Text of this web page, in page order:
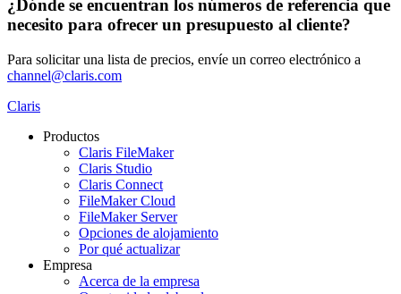
¿Dónde se encuentran los números de referencia que
necesito para ofrecer un presupuesto al cliente?
Para solicitar una lista de precios, envíe un correo electrónico a
channel@claris.com
Claris
Productos
Claris FileMaker
Claris Studio
Claris Connect
FileMaker Cloud
FileMaker Server
Opciones de alojamiento
Por qué actualizar
Empresa
Acerca de la empresa